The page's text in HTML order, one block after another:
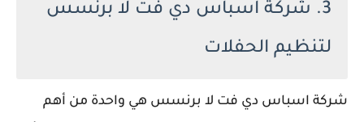
3. شركة اسباس دي فت لا برنسس
لتنظيم الحفلات
شركة اسباس دي فت لا برنسس هي واحدة من أهم